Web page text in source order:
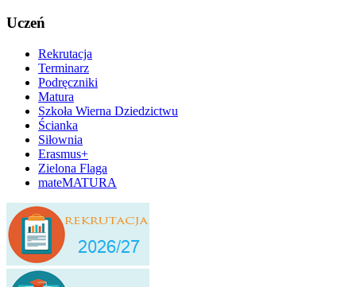
Uczeń
Rekrutacja
Terminarz
Podręczniki
Matura
Szkoła Wierna Dziedzictwu
Ścianka
Siłownia
Erasmus+
Zielona Flaga
mateMATURA